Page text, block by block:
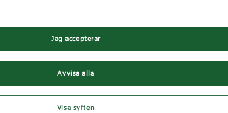
Avvisa alla
Jag accepterar
Visa syften